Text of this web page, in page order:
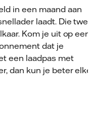
in een maand aan
laadt. Die
Kom je uit op een
dat je
een laadpas met
dan kun je beter elke